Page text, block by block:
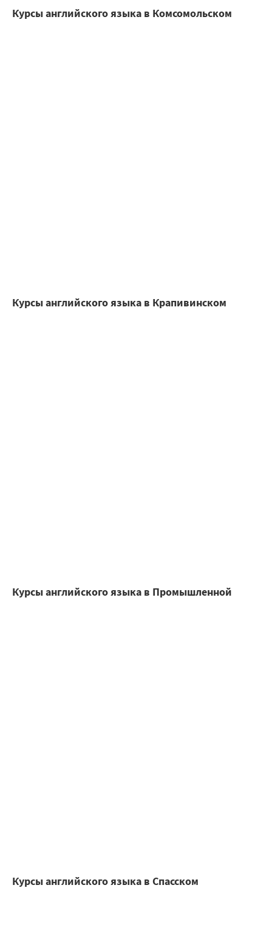
Курсы английского языка в Комсомольском
Курсы английского языка в Крапивинском
Курсы английского языка в Промышленной
Курсы английского языка в Спасском